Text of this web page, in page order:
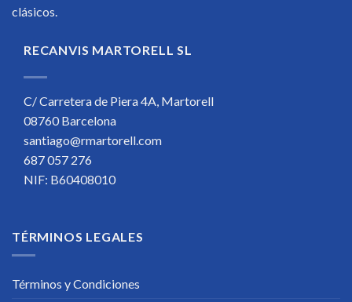
clásicos.
RECANVIS MARTORELL SL
C/ Carretera de Piera 4A, Martorell
08760 Barcelona
santiago@rmartorell.com
687 057 276
NIF: B60408010
TÉRMINOS LEGALES
Términos y Condiciones